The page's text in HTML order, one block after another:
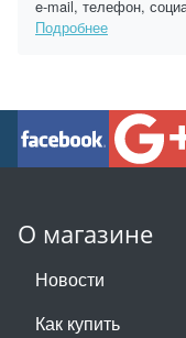
e-mail, телефон,
Подробнее
О магазине
Новости
Как купить